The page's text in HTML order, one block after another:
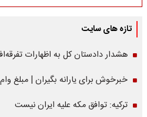
تازه های سایت
هشدار دادستان کل به اظهارات
خبرخوش برای یارانه بگیران | مبلغ وام یارانه 2
ترکیه: توافق مکه علیه ایران نیست